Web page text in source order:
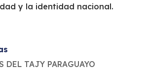
y la identidad nacional.
DEL TAJY PARAGUAYO